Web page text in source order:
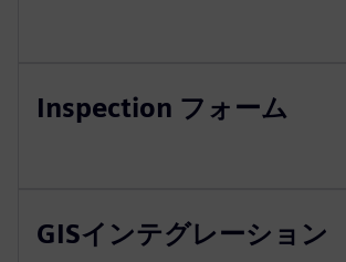
Inspection フォーム
GISインテグレーション